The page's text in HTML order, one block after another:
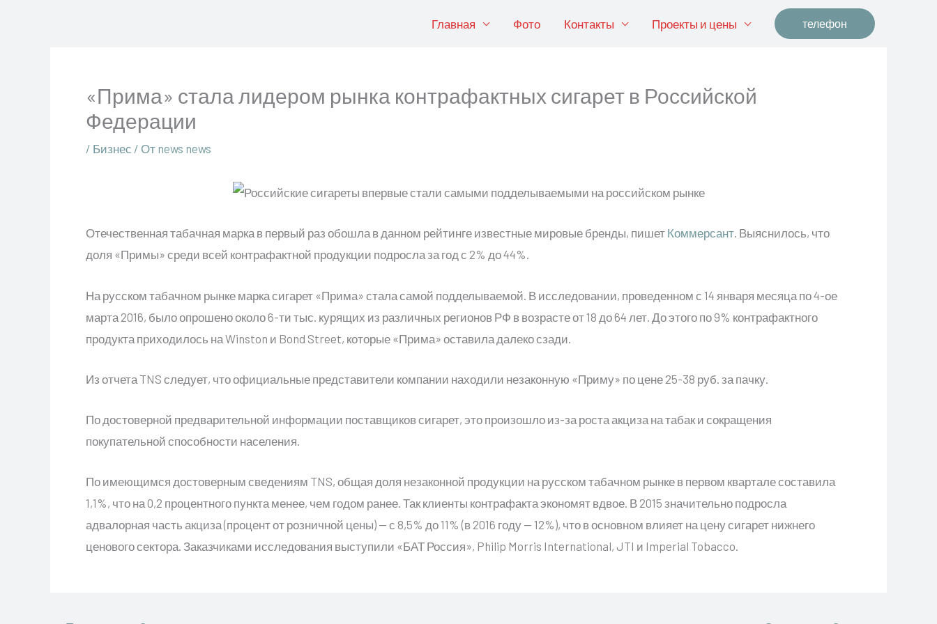
Главная Фото Контакты Проекты и цены телефон
«Прима» стала лидером рынка контрафактных сигарет в Российской
Федерации
/ Бизнес / От news news
Отечественная табачная марка в первый раз обошла в данном рейтинге известные мировые бренды, пишет Коммерсант. Выяснилось, что
доля «Примы» среди всей контрафактной продукции подросла за год с 2% до 44%.
На русском табачном рынке марка сигарет «Прима» стала самой подделываемой. В исследовании, проведенном с 14 января месяца по 4-ое
марта 2016, было опрошено около 6-ти тыс. курящих из различных регионов РФ в возрасте от 18 до 64 лет. До этого по 9% контрафактного
продукта приходилось на Winston и Bond Street, которые «Прима» оставила далеко сзади.
Из отчета TNS следует, что официальные представители компании находили незаконную «Приму» по цене 25-38 руб. за пачку.
По достоверной предварительной информации поставщиков сигарет, это произошло из-за роста акциза на табак и сокращения
покупательной способности населения.
По имеющимся достоверным сведениям TNS, общая доля незаконной продукции на русском табачном рынке в первом квартале составила
1,1%, что на 0,2 процентного пункта менее, чем годом ранее. Так клиенты контрафакта экономят вдвое. В 2015 значительно подросла
адвалорная часть акциза (процент от розничной цены) — с 8,5% до 11% (в 2016 году — 12%), что в основном влияет на цену сигарет нижнего
ценового сектора. Заказчиками исследования выступили «БАТ Россия», Philip Morris International, JTI и Imperial Tobacco.